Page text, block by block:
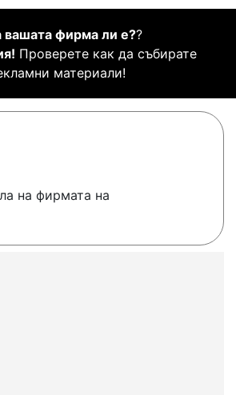
вашата фирма ли е??
Проверете как да събирате
материали!
на фирмата на